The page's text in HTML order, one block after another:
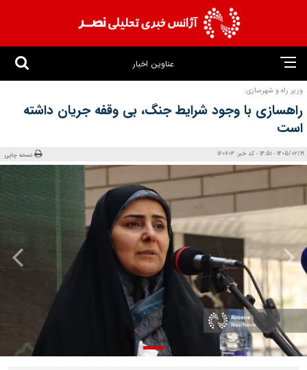
عناوین اخبار
وزیر راه و شهرسازی:
راهسازی با وجود شرایط جنگ، بی‌ وقفه جریان داشته
است
1405/02/19 - 14:51 - کد خبر: 160704 نسخه چاپی